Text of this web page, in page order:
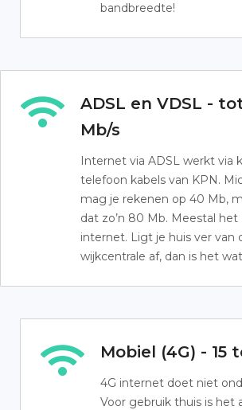
bandbreedte!
ADSL en VDSL -
Mb/s
Internet via ADSL werkt via
telefoon kabels van KPN.
mag je rekenen op 40 Mb,
dat zo’n 80 Mb. Meestal
internet. Ligt je huis ver van
wijkcentrale af, dan is het
Mobiel (4G) - 15
4G internet doet niet
Voor gebruik thuis is het